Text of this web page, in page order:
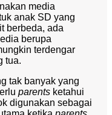
media
anak SD yang
berbeda, ada
berupa
terdengar
tua.
tak banyak yang
parents ketahui
digunakan sebagai